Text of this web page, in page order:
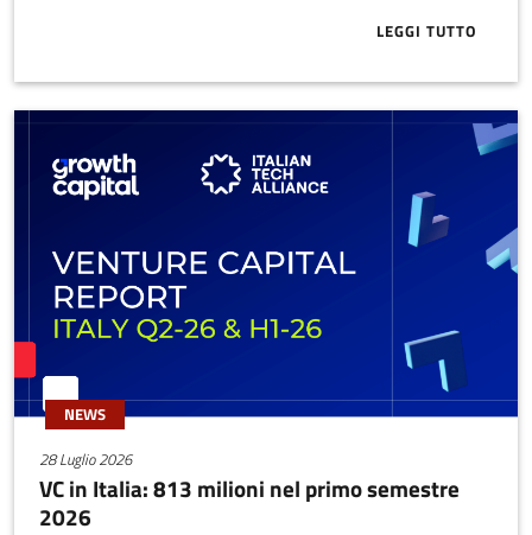
LEGGI TUTTO
ABOUT IFF,
NEWS
28 Luglio 2026
VC in Italia: 813 milioni nel primo semestre
2026